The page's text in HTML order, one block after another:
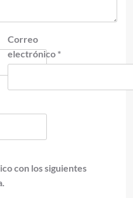
Correo
electrónico *
con los siguientes